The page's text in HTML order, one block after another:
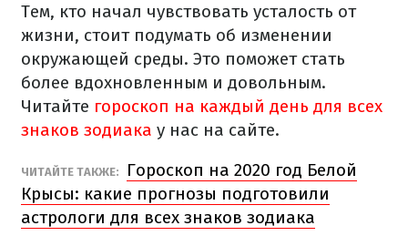
Тем, кто начал чувствовать усталость от
жизни, стоит подумать об изменении
окружающей среды. Это поможет стать
более вдохновленным и довольным.
Читайте гороскоп на каждый день для всех
знаков зодиака у нас на сайте.
ЧИТАЙТЕ ТАКЖЕ:
Гороскоп на 2020 год Белой
Крысы: какие прогнозы подготовили
астрологи для всех знаков зодиака